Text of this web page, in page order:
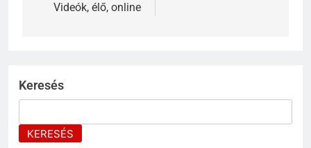
Videók, élő, online
Keresés
KERESÉS